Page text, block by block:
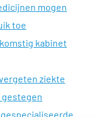
mogen
toe
kabinet
ziekte
gestegen